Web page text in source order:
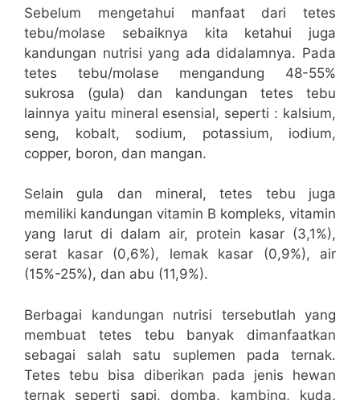
Sebelum mengetahui manfaat dari tetes
tebu/molase sebaiknya kita ketahui juga
kandungan nutrisi yang ada didalamnya. Pada
tetes tebu/molase mengandung 48-55%
sukrosa (gula) dan kandungan tetes tebu
lainnya yaitu mineral esensial, seperti : kalsium,
seng, kobalt, sodium, potassium, iodium,
copper, boron, dan mangan.
Selain gula dan mineral, tetes tebu juga
memiliki kandungan vitamin B kompleks, vitamin
yang larut di dalam air, protein kasar (3,1%),
serat kasar (0,6%), lemak kasar (0,9%), air
(15%-25%), dan abu (11,9%).
Berbagai kandungan nutrisi tersebutlah yang
membuat tetes tebu banyak dimanfaatkan
sebagai salah satu suplemen pada ternak.
Tetes tebu bisa diberikan pada jenis hewan
ternak seperti sapi, domba, kambing, kuda,